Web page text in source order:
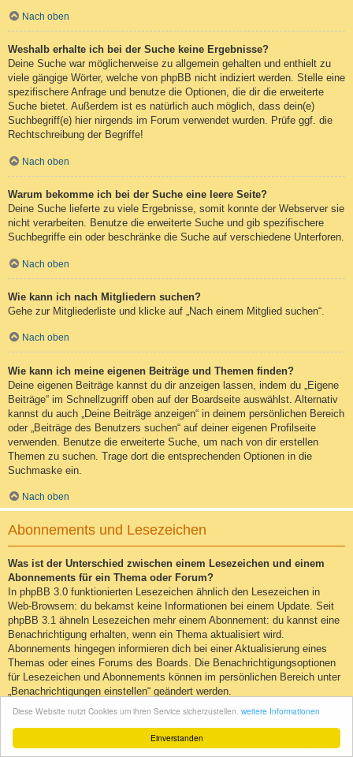
Einverstanden
Diese Website nutzt Cookies um ihren Service sicherzustellen. weitere Informationen
Nach oben
Weshalb erhalte ich bei der Suche keine Ergebnisse?
Deine Suche war möglicherweise zu allgemein gehalten und enthielt zu
viele gängige Wörter, welche von phpBB nicht indiziert werden. Stelle eine
spezifischere Anfrage und benutze die Optionen, die dir die erweiterte
Suche bietet. Außerdem ist es natürlich auch möglich, dass dein(e)
Suchbegriff(e) hier nirgends im Forum verwendet wurden. Prüfe ggf. die
Rechtschreibung der Begriffe!
Nach oben
Warum bekomme ich bei der Suche eine leere Seite?
Deine Suche lieferte zu viele Ergebnisse, somit konnte der Webserver sie
nicht verarbeiten. Benutze die erweiterte Suche und gib spezifischere
Suchbegriffe ein oder beschränke die Suche auf verschiedene Unterforen.
Nach oben
Wie kann ich nach Mitgliedern suchen?
Gehe zur Mitgliederliste und klicke auf „Nach einem Mitglied suchen“.
Nach oben
Wie kann ich meine eigenen Beiträge und Themen finden?
Deine eigenen Beiträge kannst du dir anzeigen lassen, indem du „Eigene
Beiträge“ im Schnellzugriff oben auf der Boardseite auswählst. Alternativ
kannst du auch „Deine Beiträge anzeigen“ in deinem persönlichen Bereich
oder „Beiträge des Benutzers suchen“ auf deiner eigenen Profilseite
verwenden. Benutze die erweiterte Suche, um nach von dir erstellen
Themen zu suchen. Trage dort die entsprechenden Optionen in die
Suchmaske ein.
Nach oben
Abonnements und Lesezeichen
Was ist der Unterschied zwischen einem Lesezeichen und einem
Abonnements für ein Thema oder Forum?
In phpBB 3.0 funktionierten Lesezeichen ähnlich den Lesezeichen in
Web-Browsern: du bekamst keine Informationen bei einem Update. Seit
phpBB 3.1 ähneln Lesezeichen mehr einem Abonnement: du kannst eine
Benachrichtigung erhalten, wenn ein Thema aktualisiert wird.
Abonnements hingegen informieren dich bei einer Aktualisierung eines
Themas oder eines Forums des Boards. Die Benachrichtigungsoptionen
für Lesezeichen und Abonnements können im persönlichen Bereich unter
„Benachrichtigungen einstellen“ geändert werden.
Nach oben
Wie kann ich ein Lesezeichen auf ein Thema setzen oder ein Thema